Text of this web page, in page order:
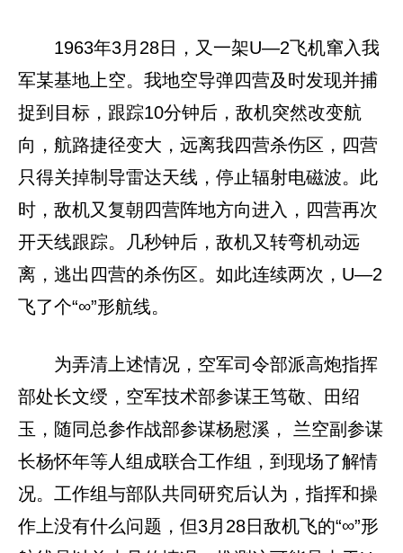
1963年3月28日，又一架U—2飞机窜入我
军某基地上空。我地空导弹四营及时发现并捕
捉到目标，跟踪10分钟后，敌机突然改变航
向，航路捷径变大，远离我四营杀伤区，四营
只得关掉制导雷达天线，停止辐射电磁波。此
时，敌机又复朝四营阵地方向进入，四营再次
开天线跟踪。几秒钟后，敌机又转弯机动远
离，逃出四营的杀伤区。如此连续两次，U—2
飞了个“∞”形航线。
为弄清上述情况，空军司令部派高炮指挥
部处长文绶，空军技术部参谋王笃敬、田绍
玉，随同总参作战部参谋杨慰溪， 兰空副参谋
长杨怀年等人组成联合工作组，到现场了解情
况。工作组与部队共同研究后认为，指挥和操
作上没有什么问题，但3月28日敌机飞的“∞”形